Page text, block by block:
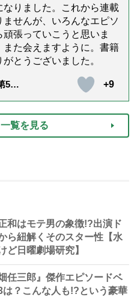
りました。これから連載
せんが、いろんなエピソ
張っていこうと思いま
た会えますように。書籍
とうございました。
500
+9
覧を見る
和はモテ男の象徴!?出演ド
ら紐解くそのスター性【水
ど日曜劇場研究】
畑任三郎』傑作エピソードベ
は？こんな人も!?という豪華